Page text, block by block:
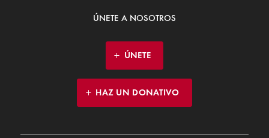
ÚNETE A NOSOTROS
ÚNETE
HAZ UN DONATIVO